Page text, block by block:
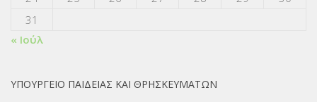
31
« Ιούλ
ΥΠΟΥΡΓΕΙΟ ΠΑΙΔΕΙΑΣ ΚΑΙ ΘΡΗΣΚΕΥΜΑΤΩΝ